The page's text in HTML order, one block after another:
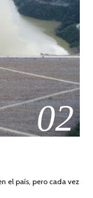
02
el país, pero cada vez